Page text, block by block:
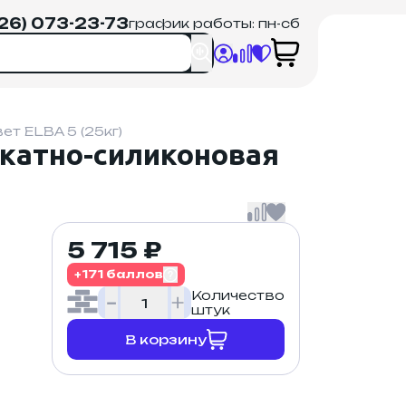
073-23-73график работы: пн-сб
ELBA 5 (25кг)
силиконовая
5 715 ₽
+171 баллов
Количество
штук
В корзину